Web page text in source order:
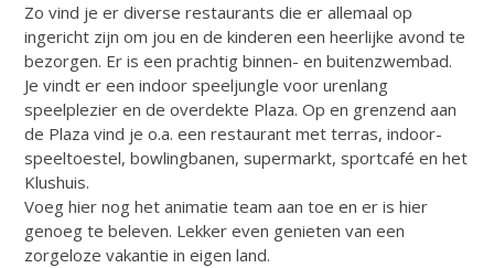
Zo vind je er diverse restaurants die er allemaal op
ingericht zijn om jou en de kinderen een heerlijke avond te
bezorgen. Er is een prachtig binnen- en buitenzwembad.
Je vindt er een indoor speeljungle voor urenlang
speelplezier en de overdekte Plaza. Op en grenzend aan
de Plaza vind je o.a. een restaurant met terras, indoor-
speeltoestel, bowlingbanen, supermarkt, sportcafé en het
Klushuis.
Voeg hier nog het animatie team aan toe en er is hier
genoeg te beleven. Lekker even genieten van een
zorgeloze vakantie in eigen land.